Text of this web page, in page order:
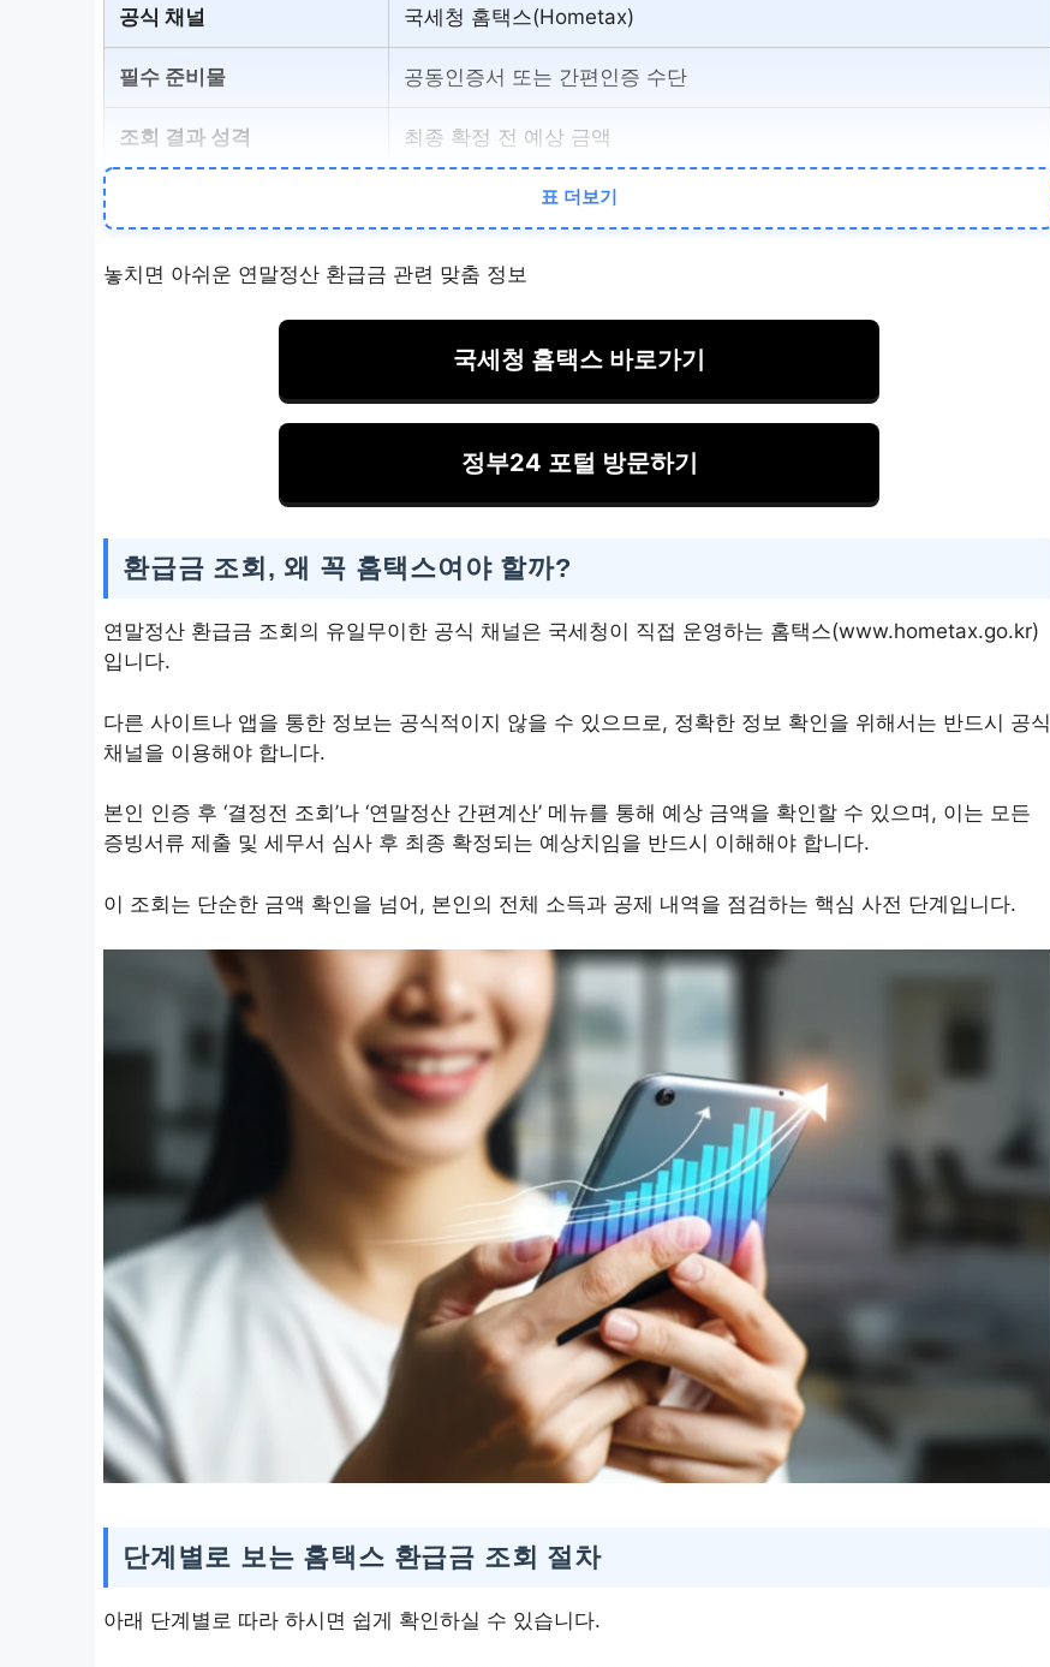
공식 채널 국세청 홈택스(Hometax)
필수 준비물 공동인증서 또는 간편인증 수단
조회 결과 성격 최종 확정 전 예상 금액
증빙 서류 제출 및 회사 신고
표 더보기
놓치면 아쉬운 연말정산 환급금 관련 맞춤 정보
국세청 홈택스 바로가기
정부24 포털 방문하기
환급금 조회, 왜 꼭 홈택스여야 할까?
연말정산 환급금 조회 의 유일무이한 공식 채널은 국세청이 직접 운영하는 홈택스(www.hometax.go.kr)
입니다.
다른 사이트나 앱을 통한 정보는 공식적이지 않을 수 있으므로, 정확한 정보 확인을 위해서는 반드시 공식
채널을 이용해야 합니다.
본인 인증 후 ‘결정전 조회’나 ‘연말정산 간편계산’ 메뉴를 통해 예상 금액을 확인할 수 있으며, 이는 모든
증빙서류 제출 및 세무서 심사 후 최종 확정되는 예상치임을 반드시 이해해야 합니다.
이 조회는 단순한 금액 확인을 넘어, 본인의 전체 소득과 공제 내역을 점검하는 핵심 사전 단계입니다.
단계별로 보는 홈택스 환급금 조회 절차
아래 단계별로 따라 하시면 쉽게 확인하실 수 있습니다.